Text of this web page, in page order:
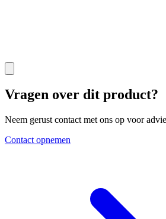
Vragen over dit product?
Neem gerust contact met ons op voor
Contact opnemen